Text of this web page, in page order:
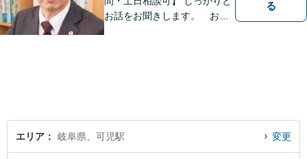
お話をお聞きします。 お気
る
エリア 岐阜県、可児駅 変更